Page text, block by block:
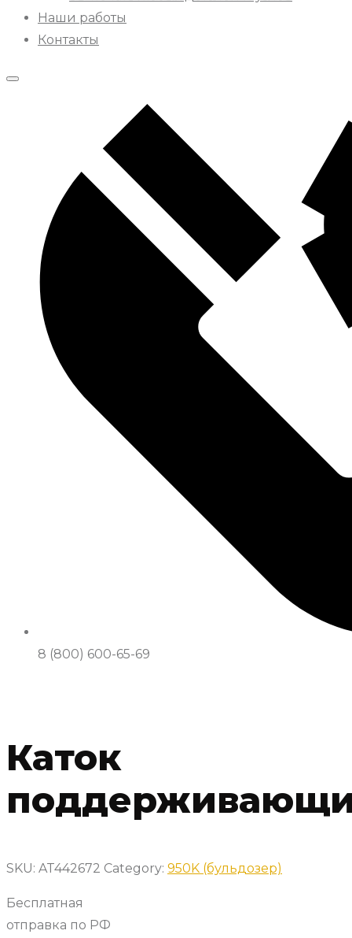
Наши работы
Контакты
8 (800) 600-65-69
Каток
SKU: AT442672 Category: 950K (бульдозер)
Бесплатная
отправка по РФ